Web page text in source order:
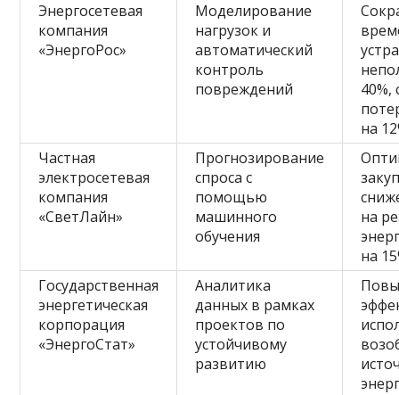
Энергосетевая
компания
«ЭнергоРос»
Моделирование
нагрузок и
автоматический
контроль
повреждений
40%,
на
Частная
электросетевая
компания
«СветЛайн»
Прогнозирование
спроса с
помощью
машинного
обучения
на
на
Государственная
энергетическая
корпорация
«ЭнергоСтат»
Аналитика
данных в рамках
проектов по
устойчивому
развитию